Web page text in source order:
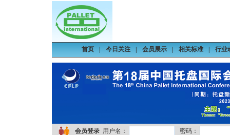
首页 今日关注 会员展示 相关标准 行业
会员登录 用户名： 密码：